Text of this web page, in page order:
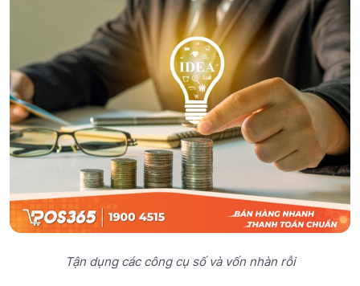
Tận dụng các công cụ số và vốn nhàn rỗi